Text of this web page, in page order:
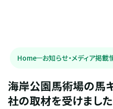
Home お知らせ・メディア掲載
海岸公園馬術場の馬
社の取材を受けました